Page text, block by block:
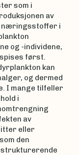
som i
av
næringsstoffer i
og -individene,
først.
kan
og dermed
I mange tilfeller
i
av
eller
den